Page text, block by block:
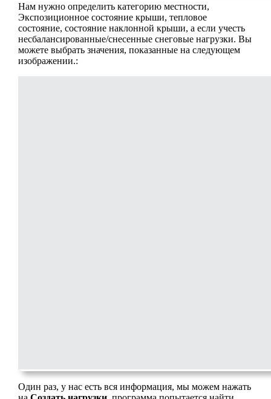
Нам нужно определить категорию местности,
Экспозиционное состояние крыши, тепловое
состояние, состояние наклонной крыши, а если учесть
несбалансированные/снесенные снеговые нагрузки. Вы
можете выбрать значения, показанные на следующем
изображении.:
Один раз, у нас есть вся информация, мы можем нажать